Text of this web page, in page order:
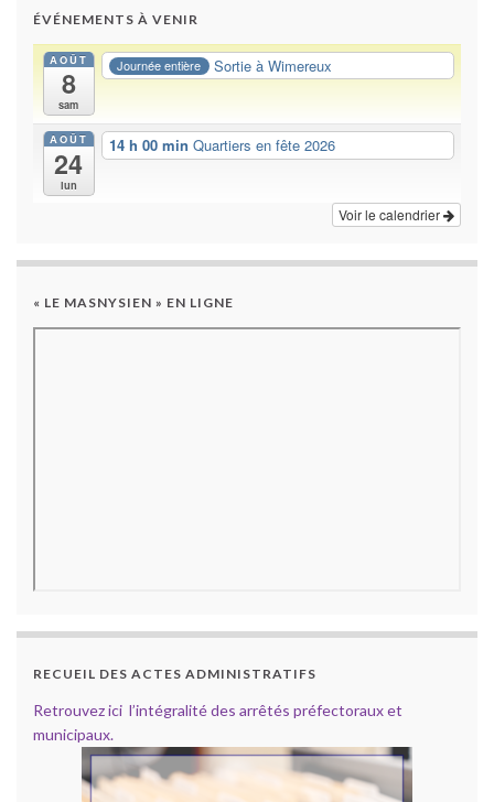
ÉVÉNEMENTS À VENIR
AOÛT
8
sam
Journée entière Sortie à Wimereux
AOÛT
24
lun
14 h 00 min Quartiers en fête 2026
Voir le calendrier
« LE MASNYSIEN » EN LIGNE
RECUEIL DES ACTES ADMINISTRATIFS
Retrouvez ici l’intégralité des arrêtés préfectoraux et
municipaux.